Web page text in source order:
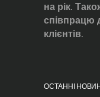
на рік.
співпрацю
клієнтів.
ОСТАННІ